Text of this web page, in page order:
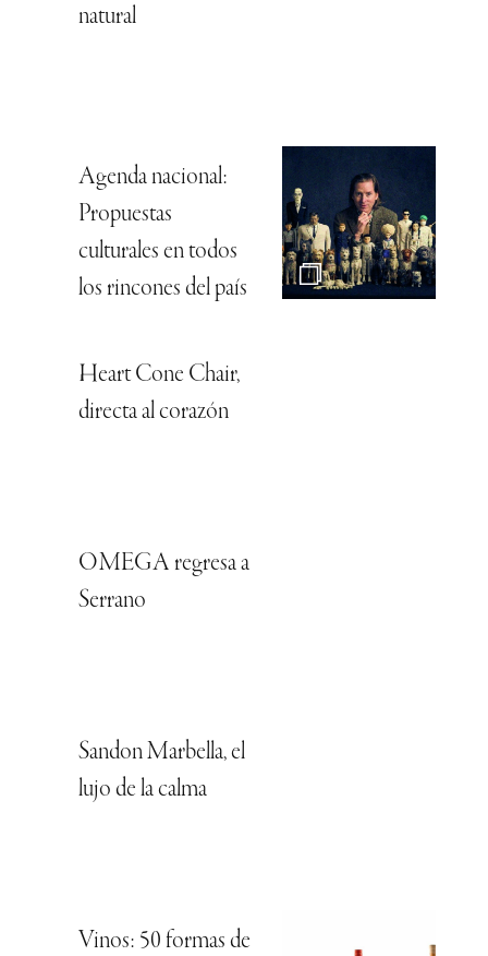
natural
Agenda nacional:
Propuestas
culturales en todos
los rincones del país
Heart Cone Chair,
directa al corazón
OMEGA regresa a
Serrano
Sandon Marbella, el
lujo de la calma
Vinos: 50 formas de